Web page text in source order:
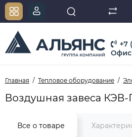
+7
Офис
Главная Тепловое оборудование
Воздушная завеса КЭВ-
Все о товаре